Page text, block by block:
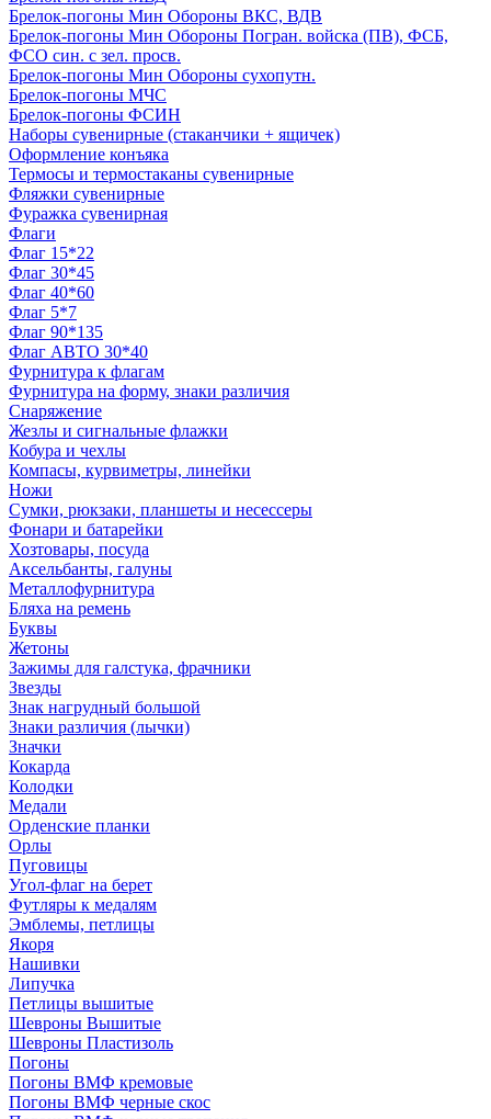
Брелок-погоны Мин Обороны ВКС, ВДВ
Брелок-погоны Мин Обороны Погран. войска (ПВ), ФСБ,
ФСО син. с зел. просв.
Брелок-погоны Мин Обороны сухопутн.
Брелок-погоны МЧС
Брелок-погоны ФСИН
Наборы сувенирные (стаканчики + ящичек)
Оформление конъяка
Термосы и термостаканы сувенирные
Фляжки сувенирные
Фуражка сувенирная
Флаги
Флаг 15*22
Флаг 30*45
Флаг 40*60
Флаг 5*7
Флаг 90*135
Флаг АВТО 30*40
Фурнитура к флагам
Фурнитура на форму, знаки различия
Снаряжение
Жезлы и сигнальные флажки
Кобура и чехлы
Компасы, курвиметры, линейки
Ножи
Сумки, рюкзаки, планшеты и несессеры
Фонари и батарейки
Хозтовары, посуда
Аксельбанты, галуны
Металлофурнитура
Бляха на ремень
Буквы
Жетоны
Зажимы для галстука, фрачники
Звезды
Знак нагрудный большой
Знаки различия (лычки)
Значки
Кокарда
Колодки
Медали
Орденские планки
Орлы
Пуговицы
Угол-флаг на берет
Футляры к медалям
Эмблемы, петлицы
Якоря
Нашивки
Липучка
Петлицы вышитые
Шевроны Вышитые
Шевроны Пластизоль
Погоны
Погоны ВМФ кремовые
Погоны ВМФ черные скос